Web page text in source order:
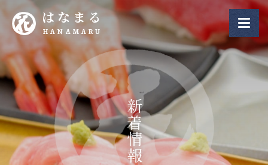
はなまる
HANAMARU
新着情報